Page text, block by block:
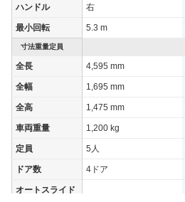
ハンドル 右
最小回転 5.3 m
寸法重量定員
全長 4,595 mm
全幅 1,695 mm
全高 1,475 mm
車両重量 1,200 kg
定員 5人
ドア数 4ドア
オートスライド